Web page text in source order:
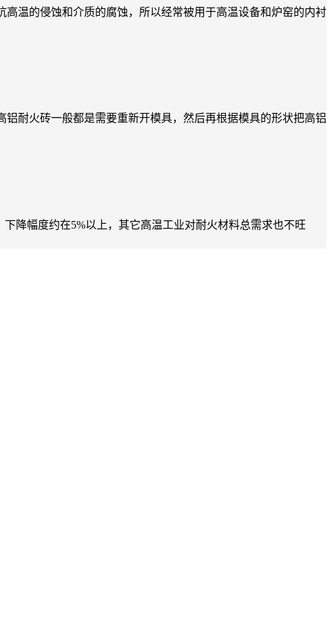
温的侵蚀和介质的腐蚀，所以经常被用于高温设备和炉窑的内衬
耐火砖一般都是需要重新开模具，然后再根据模具的形状把高铝
降幅度约在5%以上，其它高温工业对耐火材料总需求也不旺